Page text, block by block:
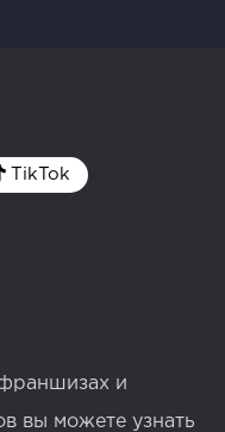
TikTok
и
вы можете узнать